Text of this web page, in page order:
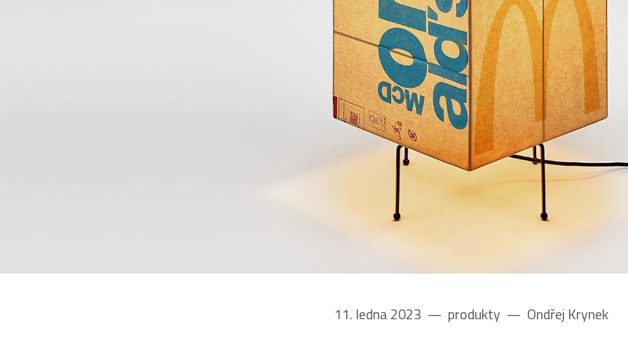
11. ledna 2023 –– produkty –– Ondřej Krynek